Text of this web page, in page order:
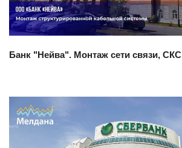
Банк "Нейва". Монтаж сети связи, СКС